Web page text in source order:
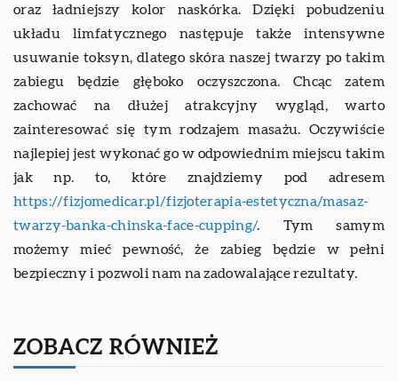
oraz ładniejszy kolor naskórka. Dzięki pobudzeniu
układu limfatycznego następuje także intensywne
usuwanie toksyn, dlatego skóra naszej twarzy po takim
zabiegu będzie głęboko oczyszczona. Chcąc zatem
zachować na dłużej atrakcyjny wygląd, warto
zainteresować się tym rodzajem masażu. Oczywiście
najlepiej jest wykonać go w odpowiednim miejscu takim
jak np. to, które znajdziemy pod adresem
https://fizjomedicar.pl/fizjoterapia-estetyczna/masaz-
twarzy-banka-chinska-face-cupping/. Tym samym
możemy mieć pewność, że zabieg będzie w pełni
bezpieczny i pozwoli nam na zadowalające rezultaty.
ZOBACZ RÓWNIEŻ